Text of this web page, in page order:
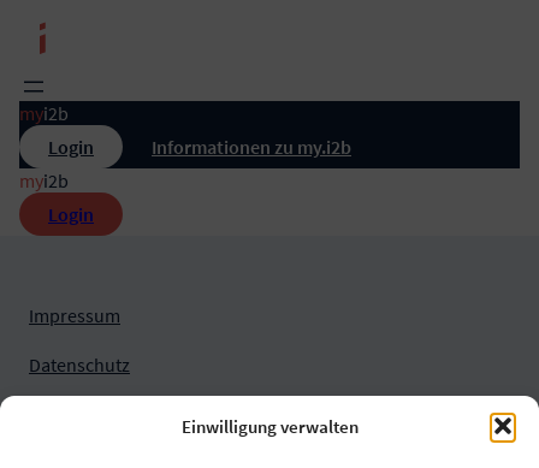
Einwilligung verwalten
Inhalt
springen
myi2b
Login
Informationen zu my.i2b
myi2b
Login
Impressum
Datenschutz
Nutzungsbedingungen